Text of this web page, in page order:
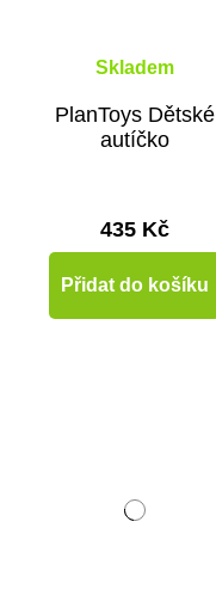
Skladem
PlanToys Dětské
autíčko
435 Kč
Přidat do košíku